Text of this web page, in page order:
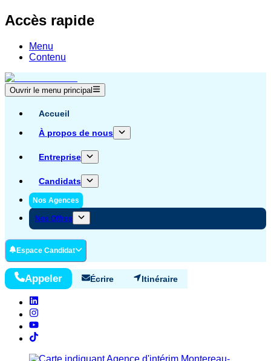
Accès rapide
Menu
Contenu
Ouvrir le menu principal
Accueil
À propos de nous
Entreprise
Candidats
Nos Agences
Nos Offres
Espace Candidat
Appeler Écrire Itinéraire